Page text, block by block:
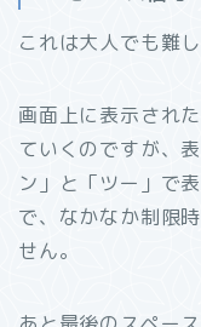
これは大人でも難し
画面上に表示され
ていくのですが、
ン」と「ツー」で
で、なかなか制限
せん。